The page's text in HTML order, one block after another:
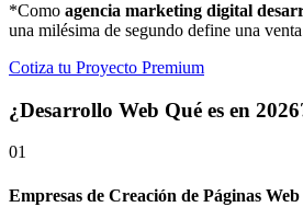
*Como agencia marketing digital
una milésima de segundo define una
Cotiza tu Proyecto Premium
¿Desarrollo Web Qué es en
01
Empresas de Creación de Páginas Web